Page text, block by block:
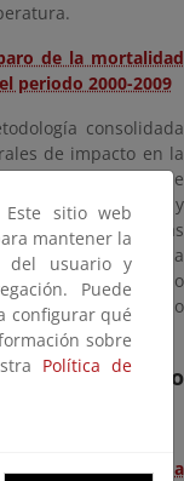
de la mortalidad
periodo 2000-2009
consolidada
de impacto en la
el análisis de
diaria y
se definen las
se dispara la
metodología ha sido
en el último
es 2009-2019.
el cambio
Respuesta frente a
Este sitio web
mantener la
del usuario y
Puede
configurar qué
sobre
Política de